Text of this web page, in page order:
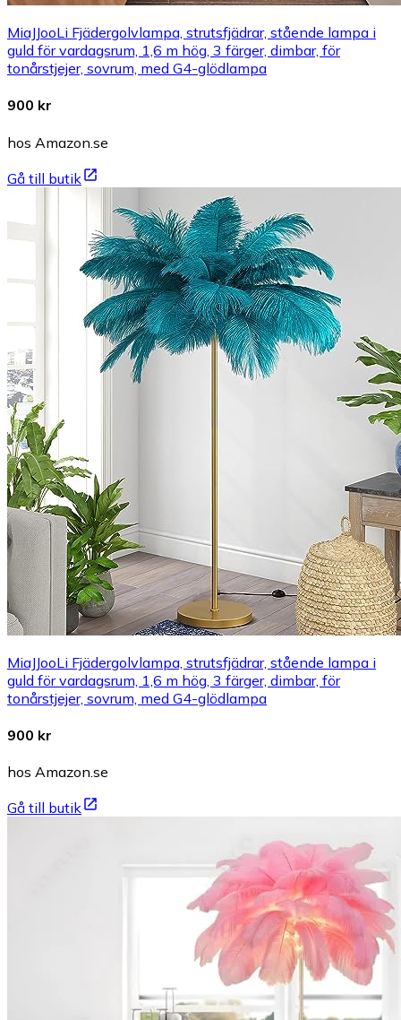
MiaJJooLi Fjädergolvlampa, strutsfjädrar, stående lampa i
guld för vardagsrum, 1,6 m hög, 3 färger, dimbar, för
tonårstjejer, sovrum, med G4-glödlampa
900 kr
hos Amazon.se
Gå till butik
MiaJJooLi Fjädergolvlampa, strutsfjädrar, stående lampa i
guld för vardagsrum, 1,6 m hög, 3 färger, dimbar, för
tonårstjejer, sovrum, med G4-glödlampa
900 kr
hos Amazon.se
Gå till butik